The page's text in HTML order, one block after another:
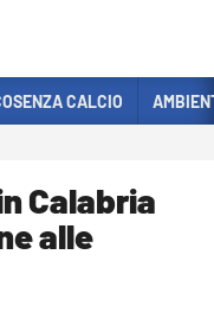
CALCIO
Calabria
alle